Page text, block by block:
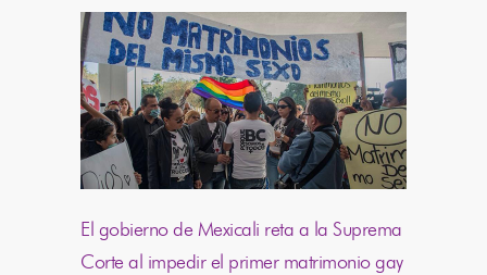
El gobierno de Mexicali reta a la Suprema
Corte al impedir el primer matrimonio gay